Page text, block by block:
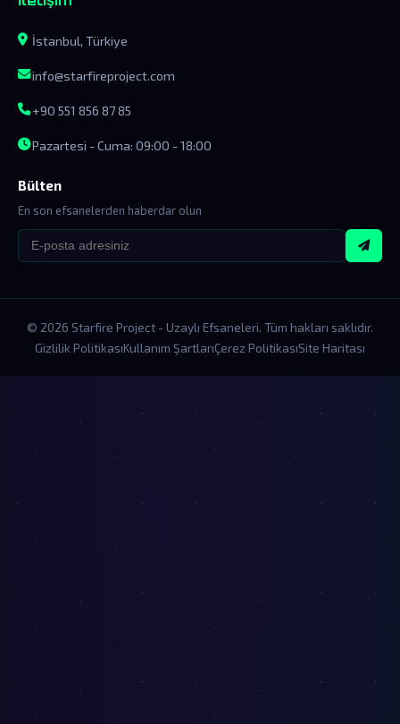
İstanbul, Türkiye
info@starfireproject.com
+90 551 856 87 85
Pazartesi - Cuma: 09:00 - 18:00
Bülten
En son efsanelerden haberdar olun
© 2026 Starfire Project - Uzaylı Efsaneleri. Tüm hakları saklıdır.
Gizlilik PolitikasıKullanım ŞartlarıÇerez PolitikasıSite Haritası